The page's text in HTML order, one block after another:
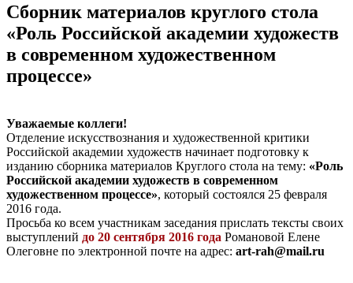
Сборник материалов круглого стола
«Роль Российской академии художеств
в современном художественном
процессе»
Уважаемые коллеги!
Отделение искусствознания и художественной критики
Российской академии художеств начинает подготовку к
изданию сборника материалов Круглого стола на тему: «Роль
Российской академии художеств в современном
художественном процессе», который состоялся 25 февраля
2016 года.
Просьба ко всем участникам заседания прислать тексты своих
выступлений до 20 сентября 2016 года Романовой Елене
Олеговне по электронной почте на адрес: art-rah@mail.ru